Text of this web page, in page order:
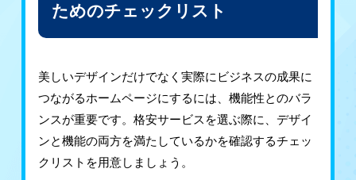
ためのチェックリスト
美しいデザインだけでなく実際にビジネスの成果に
つながるホームページにするには、機能性とのバラ
ンスが重要です。格安サービスを選ぶ際に、デザイ
ンと機能の両方を満たしているかを確認するチェッ
クリストを用意しましょう。